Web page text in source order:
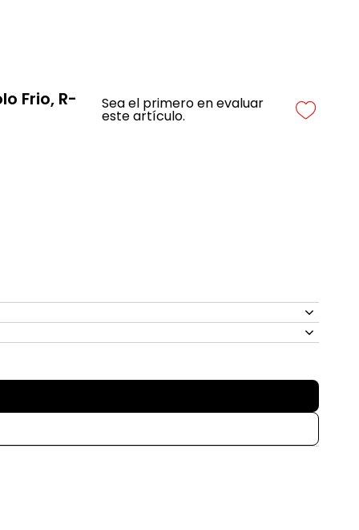
Frio, R- Sea el primero en evaluar
este artículo.